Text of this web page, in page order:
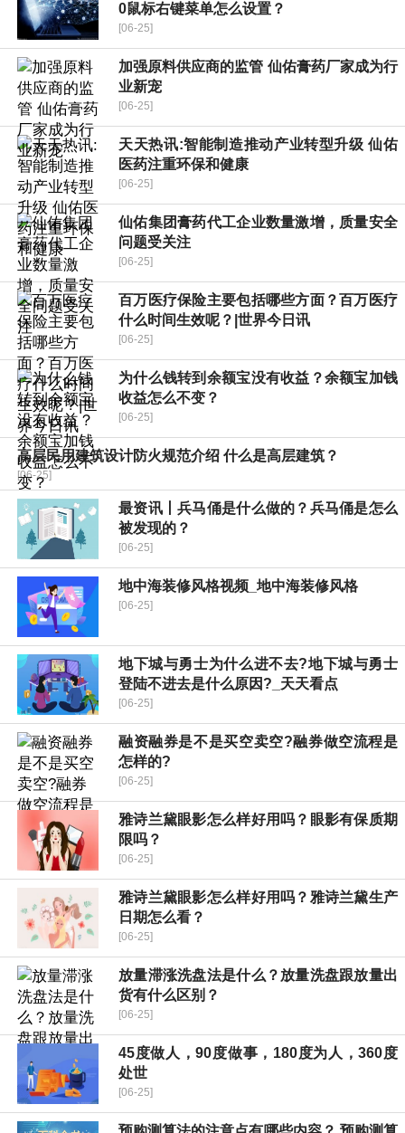
0鼠标右键菜单怎么设置？
[06-25]
加强原料供应商的监管 仙佑膏药厂家成为行
业新宠
[06-25]
天天热讯:智能制造推动产业转型升级 仙佑
医药注重环保和健康
[06-25]
仙佑集团膏药代工企业数量激增，质量安全
问题受关注
[06-25]
百万医疗保险主要包括哪些方面？百万医疗
什么时间生效呢？|世界今日讯
[06-25]
为什么钱转到余额宝没有收益？余额宝加钱
收益怎么不变？
[06-25]
高层民用建筑设计防火规范介绍 什么是高层建筑？
[06-25]
最资讯丨兵马俑是什么做的？兵马俑是怎么
被发现的？
[06-25]
地中海装修风格视频_地中海装修风格
[06-25]
地下城与勇士为什么进不去?地下城与勇士
登陆不进去是什么原因?_天天看点
[06-25]
融资融券是不是买空卖空?融券做空流程是
怎样的?
[06-25]
雅诗兰黛眼影怎么样好用吗？眼影有保质期
限吗？
[06-25]
雅诗兰黛眼影怎么样好用吗？雅诗兰黛生产
日期怎么看？
[06-25]
放量滞涨洗盘法是什么？放量洗盘跟放量出
货有什么区别？
[06-25]
45度做人，90度做事，180度为人，360度
处世
[06-25]